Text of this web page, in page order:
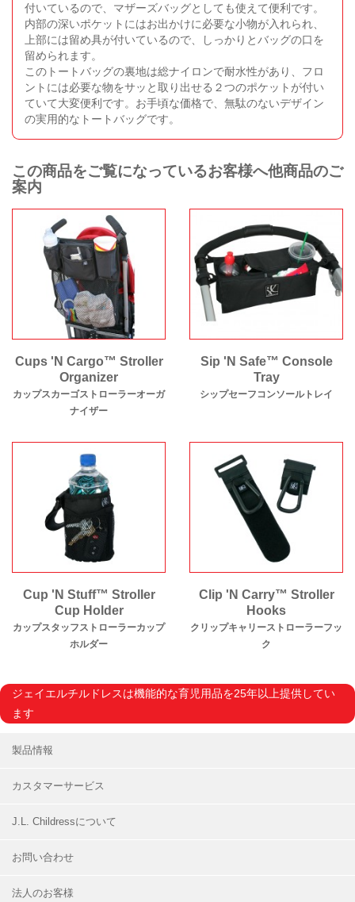
付いているので、マザーズバッグとしても使えて便利です。
内部の深いポケットにはお出かけに必要な小物が入れられ、
上部には留め具が付いているので、しっかりとバッグの口を
留められます。
このトートバッグの裏地は総ナイロンで耐水性があり、フロ
ントには必要な物をサッと取り出せる２つのポケットが付い
ていて大変便利です。お手頃な価格で、無駄のないデザイン
の実用的なトートバッグです。
この商品をご覧になっているお客様へ他商品のご
案内
Cups 'N Cargo™ Stroller
Organizer
カップスカーゴストローラーオーガ
ナイザー
Sip 'N Safe™ Console
Tray
シップセーフコンソールトレイ
Cup 'N Stuff™ Stroller
Cup Holder
カップスタッフストローラーカップ
ホルダー
Clip 'N Carry™ Stroller
Hooks
クリップキャリーストローラーフッ
ク
ジェイエルチルドレスは機能的な育児用品を25年以上提供してい
ます
製品情報
カスタマーサービス
J.L. Childressについて
お問い合わせ
法人のお客様